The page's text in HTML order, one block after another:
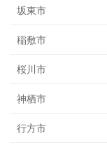
坂東市
稲敷市
桜川市
神栖市
行方市